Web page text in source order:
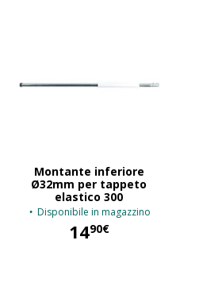
Montante inferiore
Ø32mm per tappeto
elastico 300
Disponibile in magazzino
1490€